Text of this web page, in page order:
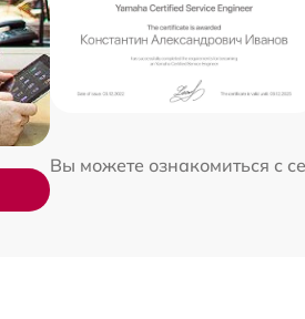
Вы можете ознакомиться с